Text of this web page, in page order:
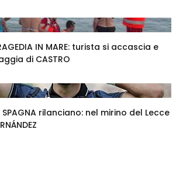
IN MARE: turista si accascia e
di CASTRO
SPAGNA rilanciano: nel mirino del Lecce